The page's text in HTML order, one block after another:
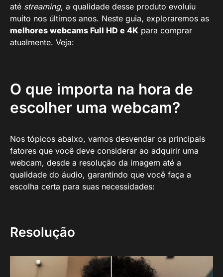
até streaming, a qualidade desse produto evoluiu
muito nos últimos anos. Neste guia, exploraremos as
melhores webcams Full HD e 4K para comprar
atualmente. Veja:
O que importa na hora de
escolher uma webcam?
Nos tópicos abaixo, vamos desvendar os principais
fatores que você deve considerar ao adquirir uma
webcam, desde a resolução da imagem até a
qualidade do áudio, garantindo que você faça a
escolha certa para suas necessidades:
Resolução